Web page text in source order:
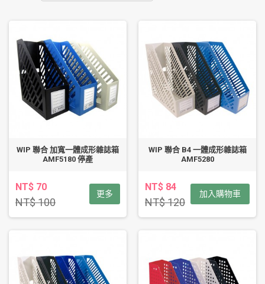
WIP 聯合 加寬一體成形雜誌箱
AMF5180 停產
NT$ 70
NT$ 100
更多
WIP 聯合 B4 一體成形雜誌箱
AMF5280
NT$ 84
NT$ 120
加入購物車